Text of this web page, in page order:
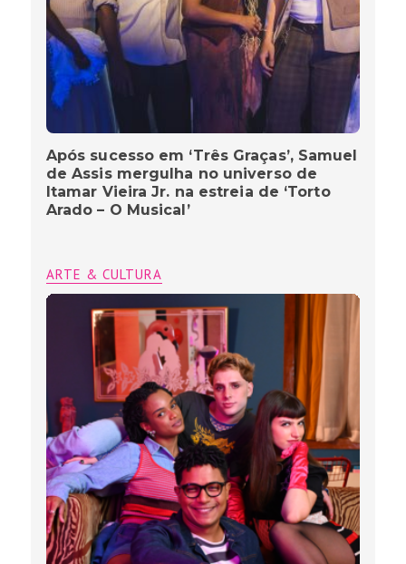
Após sucesso em ‘Três Graças’, Samuel
de Assis mergulha no universo de
Itamar Vieira Jr. na estreia de ‘Torto
Arado – O Musical’
ARTE & CULTURA